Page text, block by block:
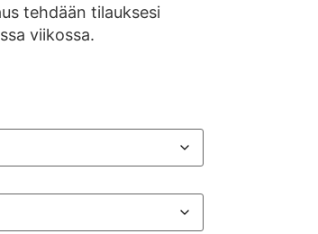
tehdään tilauksesi
viikossa.